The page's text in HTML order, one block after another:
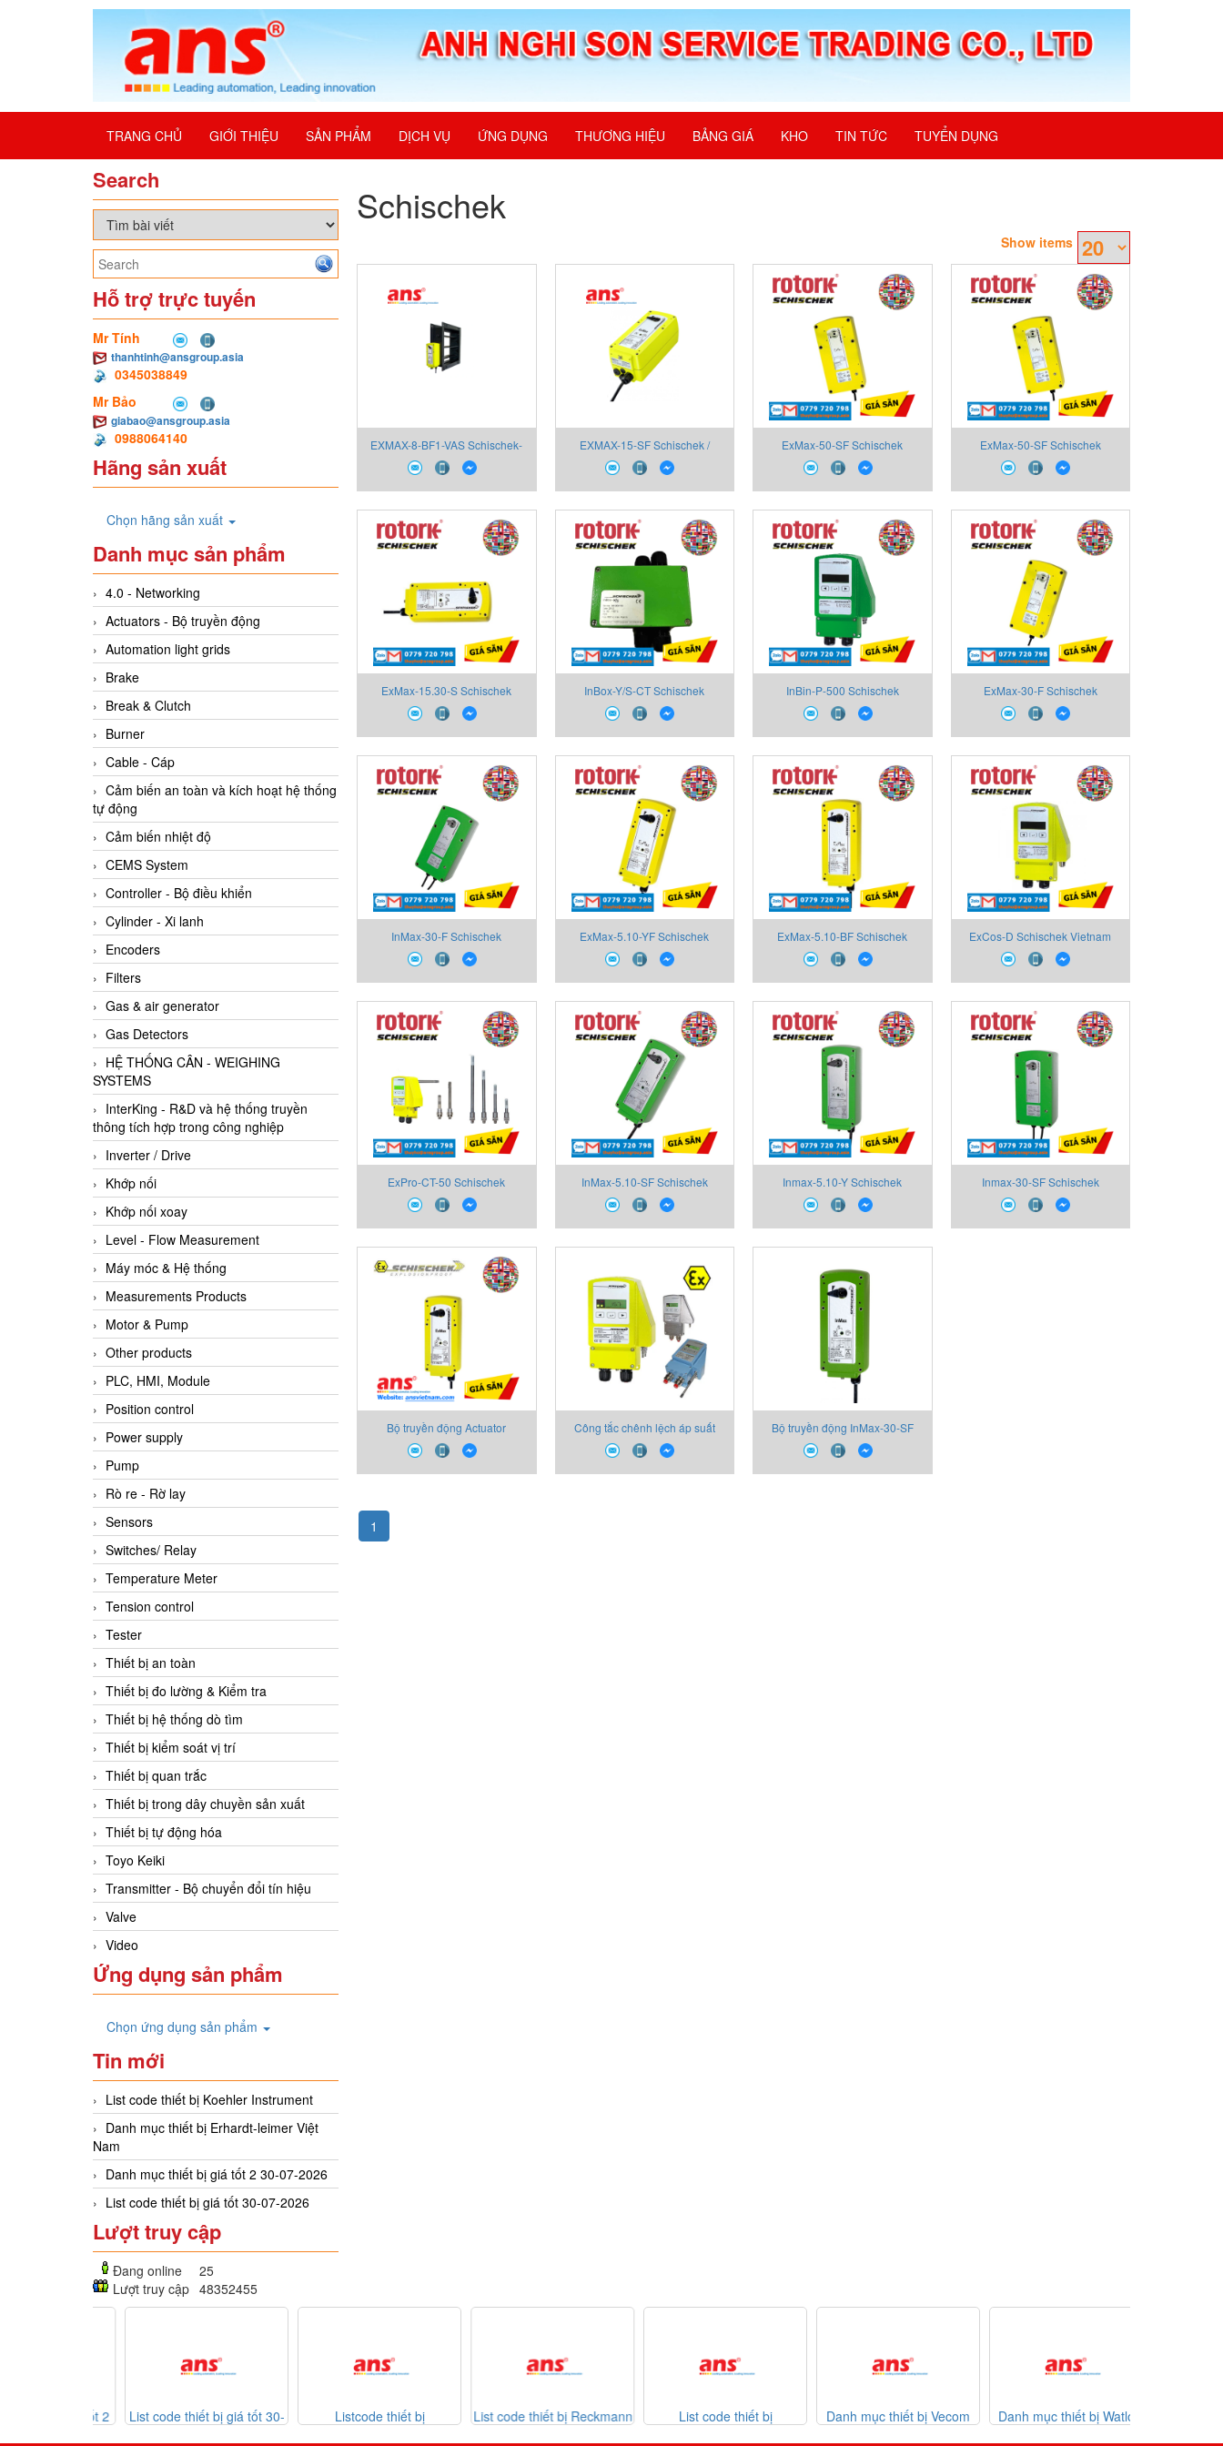
TRANG CHỦ GIỚI THIỆU SẢN PHẨM DỊCH VỤ ỨNG DỤNG THƯƠNG HIỆU BẢNG GIÁ KHO TIN TỨC TUYỂN DỤNG
Search
Hỗ trợ trực tuyến
Mr Tính
thanhtinh@ansgroup.asia
0345038849
Mr Bảo
giabao@ansgroup.asia
0988064140
Hãng sản xuất
Chọn hãng sản xuất
Danh mục sản phẩm
4.0 - Networking
Actuators - Bộ truyền động
Automation light grids
Brake
Break & Clutch
Burner
Cable - Cáp
Cảm biến an toàn và kích hoạt hệ thống
tự động
Cảm biến nhiệt độ
CEMS System
Controller - Bộ điều khiển
Cylinder - Xi lanh
Encoders
Filters
Gas & air generator
Gas Detectors
HỆ THỐNG CÂN - WEIGHING
SYSTEMS
InterKing - R&D và hệ thống truyền
thông tích hợp trong công nghiệp
Inverter / Drive
Khớp nối
Khớp nối xoay
Level - Flow Measurement
Máy móc & Hệ thống
Measurements Products
Motor & Pump
Other products
PLC, HMI, Module
Position control
Power supply
Pump
Rò re - Rờ lay
Sensors
Switches/ Relay
Temperature Meter
Tension control
Tester
Thiết bị an toàn
Thiết bị đo lường & Kiểm tra
Thiết bị hệ thống dò tìm
Thiết bị kiểm soát vị trí
Thiết bị quan trắc
Thiết bị trong dây chuyền sản xuất
Thiết bị tự động hóa
Toyo Keiki
Transmitter - Bộ chuyển đổi tín hiệu
Valve
Video
Ứng dụng sản phẩm
Chọn ứng dụng sản phẩm
Tin mới
List code thiết bị Koehler Instrument
Danh mục thiết bị Erhardt-leimer Việt
Nam
Danh mục thiết bị giá tốt 2 30-07-2026
List code thiết bị giá tốt 30-07-2026
Lượt truy cập
Đang online
25
Lượt truy cập 48352455
Schischek
Show items
EXMAX-8-BF1-VAS Schischek-
Rotork Việt Nam
EXMAX-15-SF Schischek /
Rotork Việt Nam
ExMax-50-SF Schischek
Vietnam,Rotary actuator
ExMax-50-SF Schischek
Vietnam,Rotary actuator
ExMax-15.30-S Schischek
Vietnam,ExMax quarter turn
actuators
InBox-Y/S-CT Schischek
Vietnam,Terminal box for
InMax-..-Y or -S
InBin-P-500 Schischek
Vietnam,Diff. pressure switch 0-
500Pa
ExMax-30-F Schischek
Vietnam,Ex quarter turn
actuator, 30Nm, spring return
InMax-30-F Schischek
Vietnam,quarter turn actuator,
30Nm, spring return
ExMax-5.10-YF Schischek
Vietnam,1/4 turn actuators
ExMax-5.10-BF Schischek
Vietnam ,1/4 turn actuator - size
S
ExCos-D Schischek Vietnam
,Ex Transmitter for ExPro-C..
Sensors
ExPro-CT-50 Schischek
Vietnam
InMax-5.10-SF Schischek
Vietnam ,Electrial Rotary
actuator
Inmax-5.10-Y Schischek
Vietnam ,Electrial Rotary
actuator
Inmax-30-SF Schischek
Vietnam Electrial Rotary
actuator
Bộ truyền động Actuator
ExMax-5.10-S Schischek
Công tắc chênh lệch áp suất
InBin-P-5000 Schischek
(Rotork)
Bộ truyền động InMax-30-SF
Schischek
1
List code thiết bị giá tốt 30-
Listcode thiết bị
List code thiết bị Reckmann
List code thiết bị
Danh mục thiết bị Vecom
Danh mục thiết bị Watlow